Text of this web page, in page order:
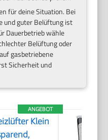
für deine Situation. Bei
und guter Belüftung ist
Dauerbetrieb wähle
Belüftung oder
gasbetriebene
Sicherheit und
ANGEBOT
Klein